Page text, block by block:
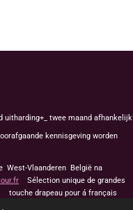
uitharding+_ twee maand afhankelijk
kennisgeving worden
West-Vlaanderen België na
Sélection unique de grandes
á français